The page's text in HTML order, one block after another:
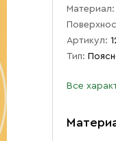
Материал:
Артикул:
Тип:
Все